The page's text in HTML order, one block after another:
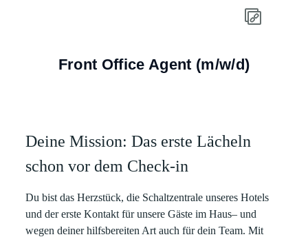
Front Office Agent (m/w/d)
Deine Mission: Das erste Lächeln
schon vor dem Check-in
Du bist das Herzstück, die Schaltzentrale unseres Hotels
und der erste Kontakt für unsere Gäste im Haus– und
wegen deiner hilfsbereiten Art auch für dein Team. Mit